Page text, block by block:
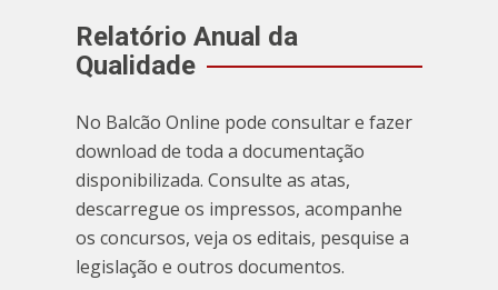
Relatório Anual da
Qualidade
No Balcão Online pode consultar e fazer
download de toda a documentação
disponibilizada. Consulte as atas,
descarregue os impressos, acompanhe
os concursos, veja os editais, pesquise a
legislação e outros documentos.